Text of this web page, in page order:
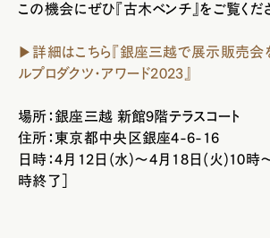
この機会にぜひ『古木ベンチ』をご覧くだ
▶詳細はこちら『銀座三越で展示販売会を
ルプロダクツ・アワード2023』
場所： 銀座三越 新館9階テラスコート
住所：東京都中央区銀座4-6-16
日時：4月12日(水)～4月18日(火)10時
時終了］